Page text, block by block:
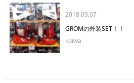
2018.09.07
GROMの外装SET！！
koiwa